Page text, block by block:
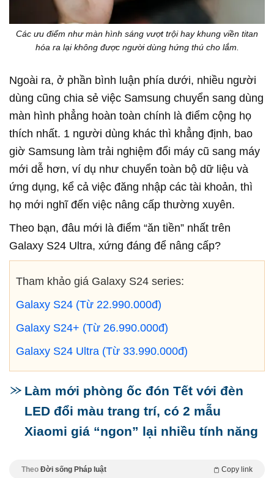
Các ưu điểm như màn hình sáng vượt trội hay khung viền titan
hóa ra lại không được người dùng hứng thú cho lắm.
Ngoài ra, ở phần bình luận phía dưới, nhiều người
dùng cũng chia sẻ việc Samsung chuyển sang dùng
màn hình phẳng hoàn toàn chính là điểm cộng họ
thích nhất. 1 người dùng khác thì khẳng định, bao
giờ Samsung làm trải nghiệm đổi máy cũ sang máy
mới dễ hơn, ví dụ như chuyển toàn bộ dữ liệu và
ứng dụng, kể cả việc đăng nhập các tài khoản, thì
họ mới nghĩ đến việc nâng cấp thường xuyên.
Theo bạn, đâu mới là điểm “ăn tiền” nhất trên
Galaxy S24 Ultra, xứng đáng để nâng cấp?
Tham khảo giá Galaxy S24 series:
Galaxy S24 (Từ 22.990.000đ)
Galaxy S24+ (Từ 26.990.000đ)
Galaxy S24 Ultra (Từ 33.990.000đ)
Làm mới phòng ốc đón Tết với đèn
LED đổi màu trang trí, có 2 mẫu
Xiaomi giá “ngon” lại nhiều tính năng
Theo Đời sống Pháp luật Copy link